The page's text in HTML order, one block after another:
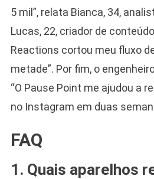
5 mil”, relata Bianca, 34,
Lucas, 22, criador de
Reactions cortou meu fluxo
metade”. Por fim, o
“O Pause Point me ajudou a
no Instagram em duas
FAQ
1. Quais aparelhos